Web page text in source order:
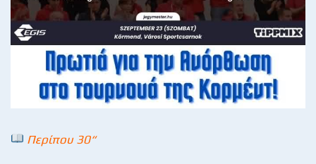
Περίπου 30“